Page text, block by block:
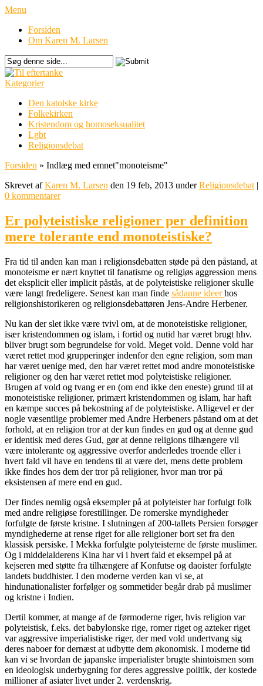
Menu
Forsiden
Om Karen M. Larsen
Kategorier
Den katolske kirke
Folkekirken
Kristendom og homoseksualitet
Lgbt
Religionsdebat
Forsiden » Indlæg med emnet"monoteisme"
Skrevet afKaren M. Larsen den 19 feb, 2013 underReligionsdebat |
0 kommentarer
Er polyteistiske religioner per definition
mere tolerante end monoteistiske?
Fra tid til anden kan man i religionsdebatten støde på den påstand, at
monoteisme er nært knyttet til fanatisme og religiøs aggression mens
det eksplicit eller implicit påstås, at de polyteistiske religioner skulle
være langt fredeligere. Senest kan man finde sådanne ideerhos
religionshistorikeren og religionsdebattøren Jens-Andre Herbener.
Nu kan der slet ikke være tvivl om, at de monoteistiske religioner,
især kristendommen og islam, i fortid og nutid har været brugt hhv.
bliver brugt som begrundelse for vold. Meget vold. Denne vold har
været rettet mod grupperinger indenfor den egne religion, som man
har været uenige med, den har været rettet mod andre monoteistiske
religioner og den har været rettet mod polyteistiske religioner.
Brugen af vold og tvang er en (om end ikke den eneste) grund til at
monoteistiske religioner, primært kristendommen og islam, har haft
en kæmpe succes på bekostning af de polyteistiske. Alligevel er der
nogle væsentlige problemer med Andre Herbeners påstand om at det
forhold, at en religion tror at der kun findes en gud og at denne gud
er identisk med deres Gud, gør at denne religions tilhængere vil
være intolerante og aggressive overfor anderledes troende eller i
hvert fald vil have en tendens til at være det, mens dette problem
ikke findes hos dem der tror på religioner, hvor man tror på
eksistensen af mere end en gud.
Der findes nemlig også eksempler på at polyteister har forfulgt folk
med andre religiøse forestillinger. De romerske myndigheder
forfulgte de første kristne. I slutningen af 200-tallets Persien forsøger
myndighederne at rense riget for alle religioner bort set fra den
klassisk persiske. I Mekka forfulgte polyteisterne de første muslimer.
Og i middelalderens Kina har vi i hvert fald et eksempel på at
kejseren med støtte fra tilhængere af Konfutse og daoister forfulgte
landets buddhister. I den moderne verden kan vi se, at
hindunationalister forfølger og sommetider begår drab på muslimer
og kristne i Indien.
Dertil kommer, at mange af de førmoderne riger, hvis religion var
polyteistisk, f.eks. det babylonske rige, romer riget og azteker riget
var aggressive imperialistiske riger, der med vold undertvang sig
deres naboer for dernæst at udbytte dem økonomisk. I moderne tid
kan vi se hvordan de japanske imperialister brugte shintoismen som
en ideologisk underbygning for deres aggressive politik, der kostede
millioner af asiater livet under 2. verdenskrig.